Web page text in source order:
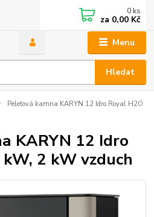
Menu
Hledat
0 ks
za 0,00 Kč
Peletová kamna KARYN 12 Idro Royal H2O
KARYN 12 Idro
2 kW vzduch